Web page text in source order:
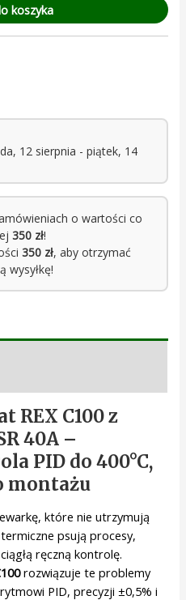
koszyka
12 sierpnia - piątek, 14
o wartości co
350 zł!
350 zł, aby otrzymać
wysyłkę!
REX C100 z
40A –
PID do 400°C,
montażu
które nie utrzymują
psują procesy,
ręczną kontrolę.
rozwiązuje te problemy
PID, precyzji ±0,5% i